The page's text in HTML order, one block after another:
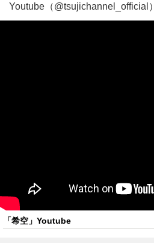
Youtube（@tsujichannel_official）
「希空」Youtube